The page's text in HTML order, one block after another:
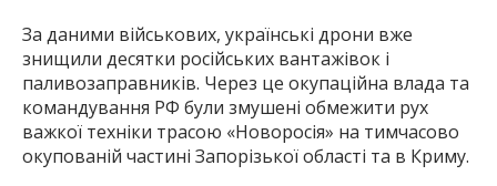
За даними військових, українські дрони вже
знищили десятки російських вантажівок і
паливозаправників. Через це окупаційна влада та
командування РФ були змушені обмежити рух
важкої техніки трасою «Новоросія» на тимчасово
окупованій частині Запорізької області та в Криму.